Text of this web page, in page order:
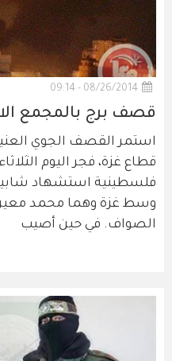
08/26/2014 - 09:14
قصف برج بالمجمع
استمر القصف الجوي
قطاع غزة، فجر اليوم
فلسطينية استشهاد
وسط غزة وهما محمد
الصواف. في حين أصيب